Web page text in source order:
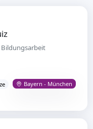
Bayern - München